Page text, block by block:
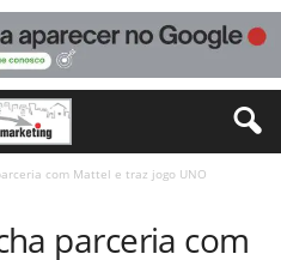
com Mattel e traz jogo UNO
parceria com